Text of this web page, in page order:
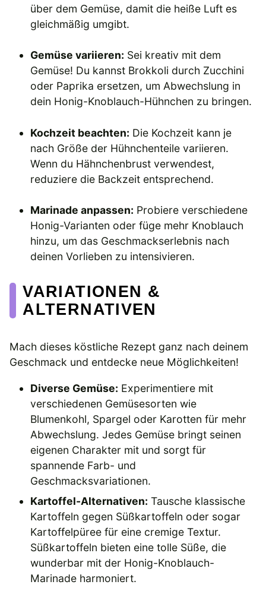
über dem Gemüse, damit die heiße Luft es
gleichmäßig umgibt.
Gemüse variieren: Sei kreativ mit dem
Gemüse! Du kannst Brokkoli durch Zucchini
oder Paprika ersetzen, um Abwechslung in
dein Honig-Knoblauch-Hühnchen zu bringen.
Kochzeit beachten: Die Kochzeit kann je
nach Größe der Hühnchenteile variieren.
Wenn du Hähnchenbrust verwendest,
reduziere die Backzeit entsprechend.
Marinade anpassen: Probiere verschiedene
Honig-Varianten oder füge mehr Knoblauch
hinzu, um das Geschmackserlebnis nach
deinen Vorlieben zu intensivieren.
VARIATIONEN &
ALTERNATIVEN
Mach dieses köstliche Rezept ganz nach deinem
Geschmack und entdecke neue Möglichkeiten!
Diverse Gemüse: Experimentiere mit
verschiedenen Gemüsesorten wie
Blumenkohl, Spargel oder Karotten für mehr
Abwechslung. Jedes Gemüse bringt seinen
eigenen Charakter mit und sorgt für
spannende Farb- und
Geschmacksvariationen.
Kartoffel-Alternativen: Tausche klassische
Kartoffeln gegen Süßkartoffeln oder sogar
Kartoffelpüree für eine cremige Textur.
Süßkartoffeln bieten eine tolle Süße, die
wunderbar mit der Honig-Knoblauch-
Marinade harmoniert.